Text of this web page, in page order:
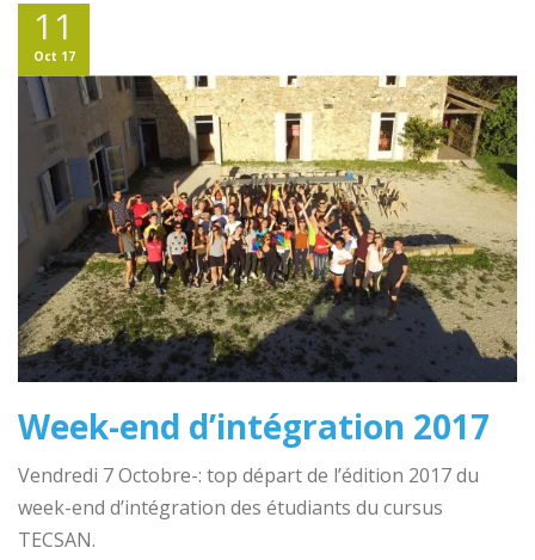
11
Oct 17
Week-end d’intégration 2017
Vendredi 7 Octobre-: top départ de l’édition 2017 du
week-end d’intégration des étudiants du cursus
TECSAN.